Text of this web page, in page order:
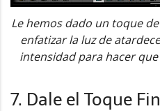
Le hemos dado un toque
enfatizar la luz de
intensidad para hacer
7. Dale el Toque